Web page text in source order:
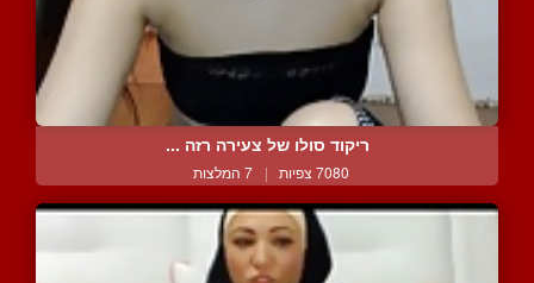
ריקוד סולו של צעירה רזה ...
7080 צפיות | 7 המלצות